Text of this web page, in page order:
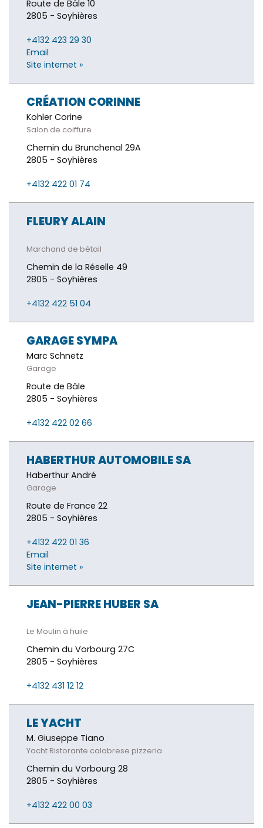
Route de Bâle 10
2805 - Soyhières
+4132 423 29 30
Email
Site internet »
CRÉATION CORINNE
Kohler Corine
Salon de coiffure
Chemin du Brunchenal 29A
2805 - Soyhières
+4132 422 01 74
FLEURY ALAIN
Marchand de bétail
Chemin de la Réselle 49
2805 - Soyhières
+4132 422 51 04
GARAGE SYMPA
Marc Schnetz
Garage
Route de Bâle
2805 - Soyhières
+4132 422 02 66
HABERTHUR AUTOMOBILE SA
Haberthur André
Garage
Route de France 22
2805 - Soyhières
+4132 422 01 36
Email
Site internet »
JEAN-PIERRE HUBER SA
Le Moulin à huile
Chemin du Vorbourg 27C
2805 - Soyhières
+4132 431 12 12
LE YACHT
M. Giuseppe Tiano
Yacht Ristorante calabrese pizzeria
Chemin du Vorbourg 28
2805 - Soyhières
+4132 422 00 03